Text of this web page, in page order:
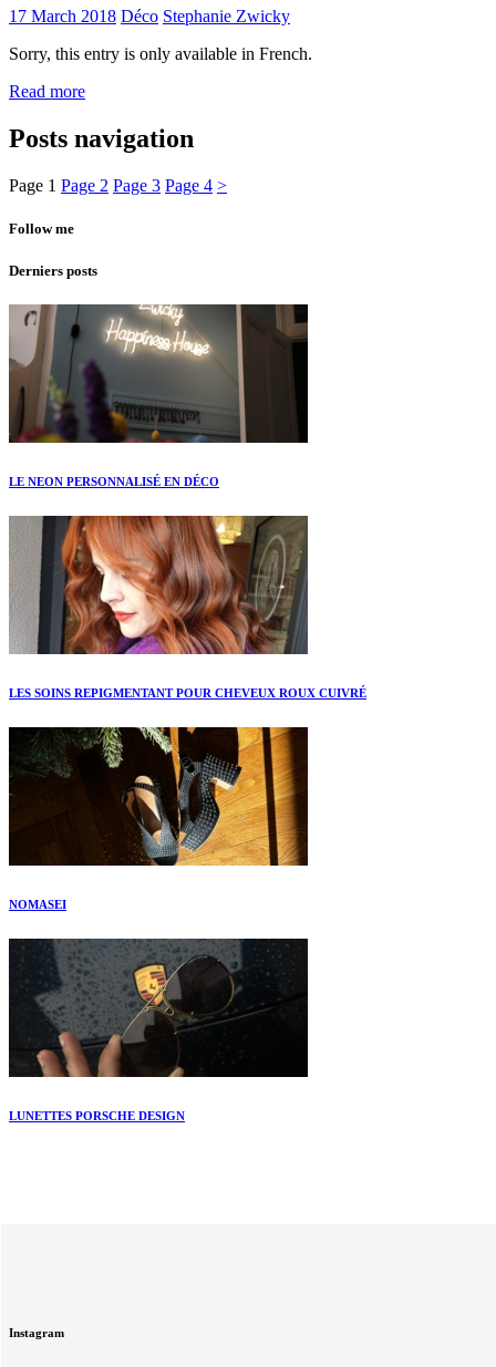
17 March 2018 Déco Stephanie Zwicky
Sorry, this entry is only available in French.
Read more
Posts navigation
Page 1 Page 2 Page 3 Page 4 >
Follow me
Derniers posts
LE NEON PERSONNALISÉ EN DÉCO
LES SOINS REPIGMENTANT POUR CHEVEUX ROUX CUIVRÉ
NOMASEI
LUNETTES PORSCHE DESIGN
Instagram